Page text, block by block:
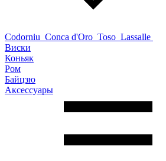
Codorniu Conca d'Oro Toso Lassalle
Виски
Коньяк
Ром
Байцзю
Аксессуары